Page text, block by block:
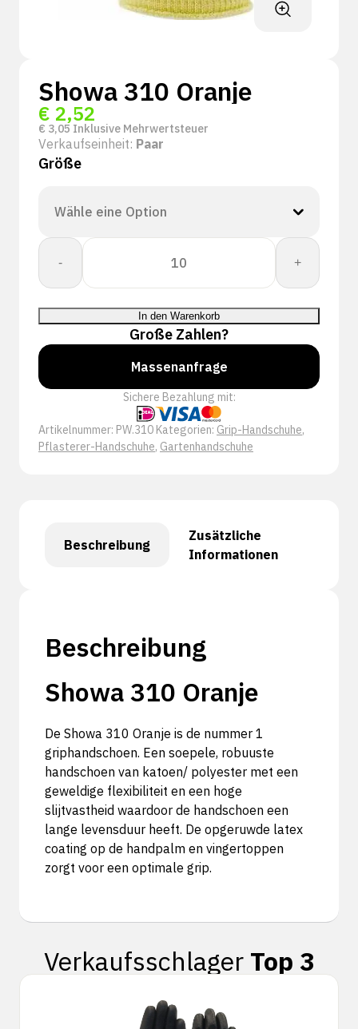
Showa 310 Oranje
€ 2,52
€ 3,05 Inklusive Mehrwertsteuer
Verkaufseinheit: Paar
Größe
-
Showa
310
Oranje
Menge
+
In den Warenkorb
Große Zahlen?
Massenanfrage
Sichere Bezahlung mit:
Artikelnummer: PW.310 Kategorien: Grip-Handschuhe,
Pflasterer-Handschuhe, Gartenhandschuhe
Beschreibung
Zusätzliche
Informationen
Beschreibung
Showa 310 Oranje
De Showa 310 Oranje is de nummer 1
griphandschoen. Een soepele, robuuste
handschoen van katoen/ polyester met een
geweldige flexibiliteit en een hoge
slijtvastheid waardoor de handschoen een
lange levensduur heeft. De opgeruwde latex
coating op de handpalm en vingertoppen
zorgt voor een optimale grip.
Verkaufsschlager Top 3